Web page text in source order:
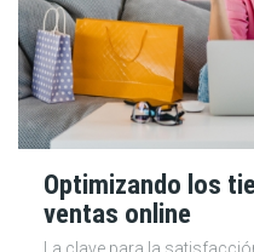
Optimizando los
ventas online